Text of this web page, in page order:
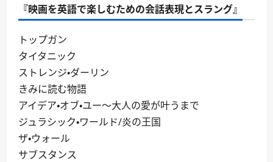
『映画を英語で楽しむための会話表現とスラング』
トップガン
タイタニック
ストレンジ・ダーリン
きみに読む物語
アイデア・オブ・ユー～大人の愛が叶うまで
ジュラシック・ワールド/炎の王国
ザ・ウォール
サブスタンス